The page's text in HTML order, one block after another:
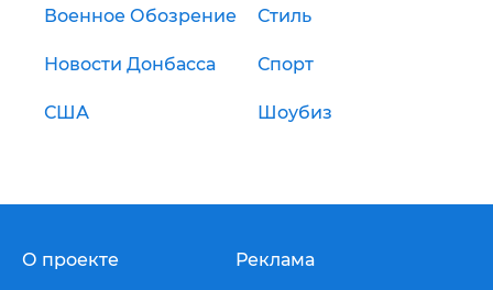
Военное Обозрение Стиль
Новости Донбасса Спорт
США Шоубиз
О проекте Реклама